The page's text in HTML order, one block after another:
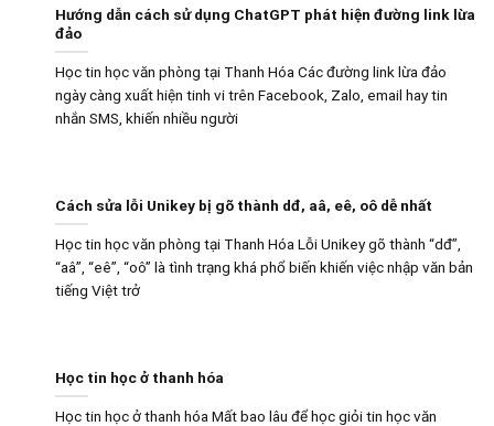
Hướng dẫn cách sử dụng ChatGPT phát hiện đường link lừa
đảo
Học tin học văn phòng tại Thanh Hóa Các đường link lừa đảo
ngày càng xuất hiện tinh vi trên Facebook, Zalo, email hay tin
nhắn SMS, khiến nhiều người
Cách sửa lỗi Unikey bị gõ thành dđ, aâ, eê, oô dễ nhất
Học tin học văn phòng tại Thanh Hóa Lỗi Unikey gõ thành “dđ”,
“aâ”, “eê”, “oô” là tình trạng khá phổ biến khiến việc nhập văn bản
tiếng Việt trở
Học tin học ở thanh hóa
Học tin học ở thanh hóa Mất bao lâu để học giỏi tin học văn